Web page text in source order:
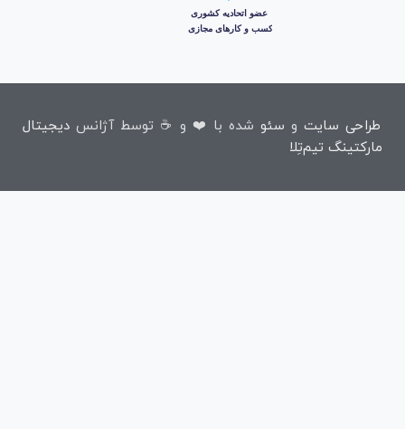
طراحی سایتو سئو شده با ❤️ و ☕ توسط آژانس دیجیتال
مارکتینگ تیم‌تِلا